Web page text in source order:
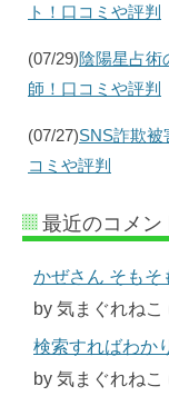
ト！口コミや評判
(07/29)陰陽星占術
師！口コミや評判
(07/27)SNS詐欺被
コミや評判
最近のコメン
かぜさん そもそ
by 気まぐれねこ
検索すればわか
by 気まぐれねこ